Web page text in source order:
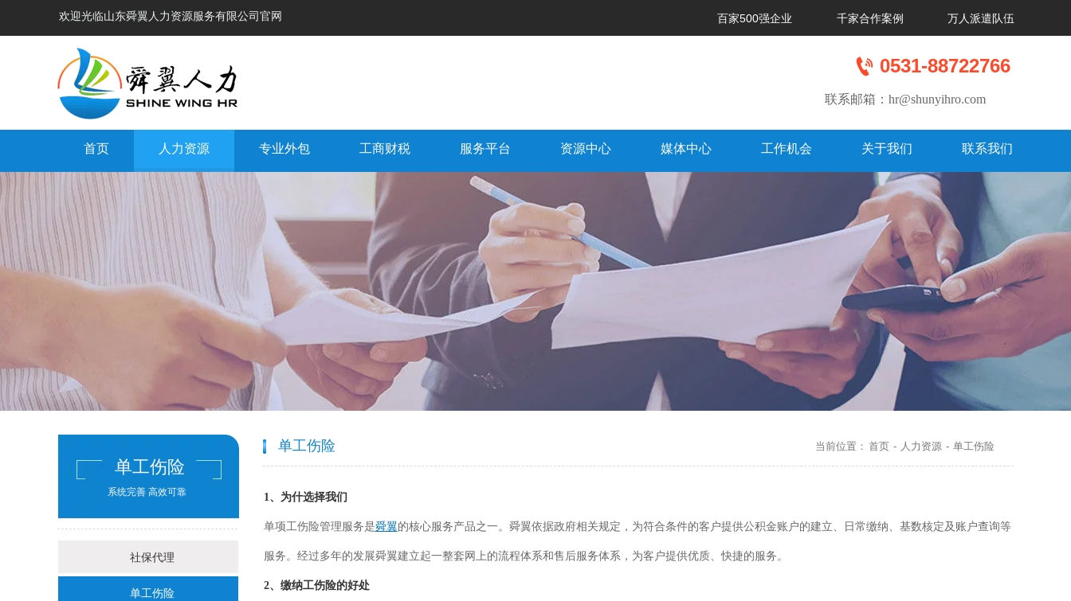
首页 人力资源 专业外包 工商财税 服务平台 资源中心 媒体中心 工作机会 关于我们 联系我们
欢迎光临山东舜翼人力资源服务有限公司官网

百家500强企业 千家合作案例 万人派遣队伍
0531-88722766
联系邮箱：hr@shunyihro.com
1、为什选择我们
单项工伤险管理服务是舜翼的核心服务产品之一。舜翼依据政府相关规定，为符合条件的客户提供公积金账户的建立、日常缴纳、基数核定及账户查询等
服务。经过多年的发展舜翼建立起一整套网上的流程体系和售后服务体系，为客户提供优质、快捷的服务。
2、缴纳工伤险的好处
单工伤险 当前位置： 首页 - 人力资源 - 单工伤险
单工伤险
系统完善 高效可靠
社保代理
单工伤险